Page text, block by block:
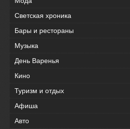
Светская хроника
Бары и рестораны
Музыка
День Варенья
Кино
Туризм и отдых
Афиша
Авто